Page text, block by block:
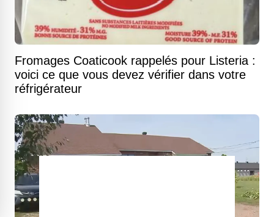
Fromages Coaticook rappelés pour Listeria :
voici ce que vous devez vérifier dans votre
réfrigérateur